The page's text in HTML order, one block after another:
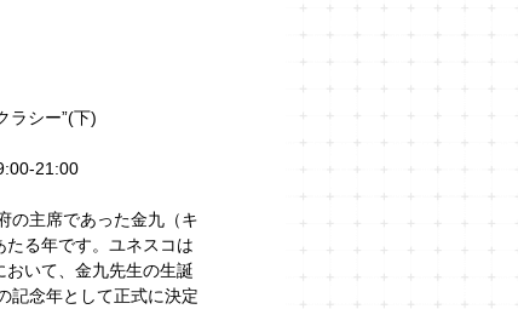
ラシー”(下)
21:00
の主席であった金九（キ
る年です。ユネスコは
いて、金九先生の生誕
記念年として正式に決定